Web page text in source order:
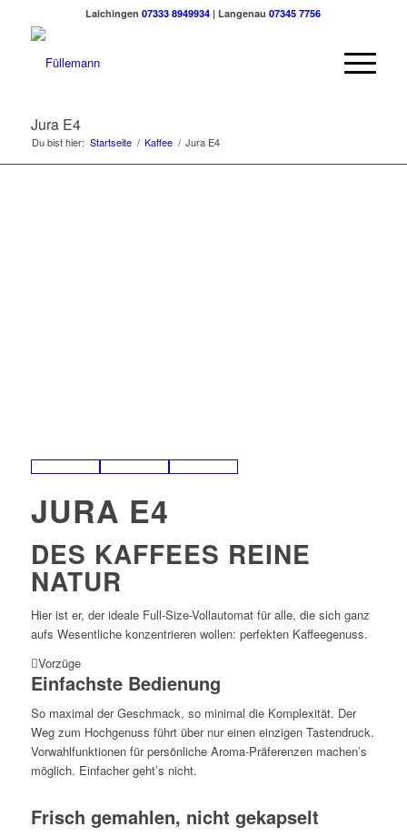
Laichingen07333 8949934 | Langenau07345 7756
Jura E4
Du bist hier: Startseite / Kaffee / Jura E4
JURA E4
DES KAFFEES REINE
NATUR
Hier ist er, der ideale Full-Size-Vollautomat für alle, die sich ganz
aufs Wesentliche konzentrieren wollen: perfekten Kaffeegenuss.
Vorzüge
Einfachste Bedienung
So maximal der Geschmack, so minimal die Komplexität. Der
Weg zum Hochgenuss führt über nur einen einzigen Tastendruck.
Vorwahlfunktionen für persönliche Aroma-Präferenzen machen’s
möglich. Einfacher geht’s nicht.
Frisch gemahlen, nicht gekapselt